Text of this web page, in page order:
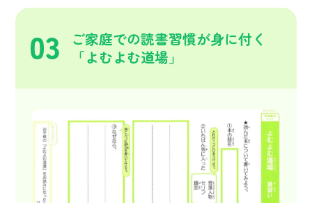
03
ご家庭での読書習慣が身に付く
「よむよむ道場」